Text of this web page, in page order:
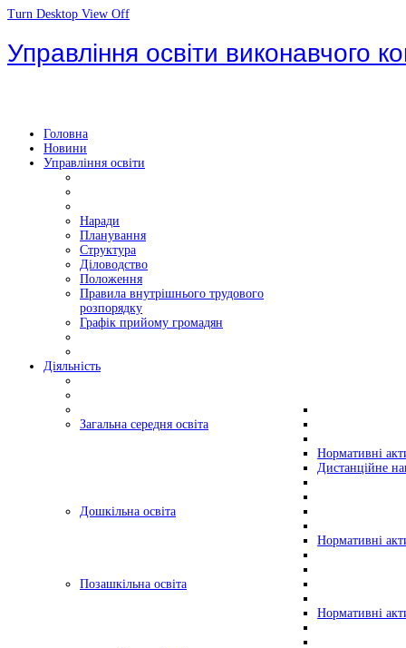
Turn Desktop View Off
Управління освіти виконавчого
Головна
Новини
Управління освіти
Наради
Планування
Структура
Діловодство
Положення
Правила внутрішнього трудового
розпорядку
Графік прийому громадян
Діяльність
Загальна середня освіта
Нормативні
Дистанційне
Дошкільна освіта
Нормативні
Позашкільна освіта
Нормативні